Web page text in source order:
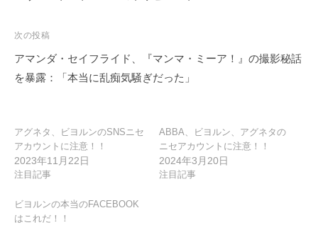
ビ
ゲ
ー
ン
次の投稿
アマンダ・セイフライド、『マンマ・ミーア！』の撮影秘話
を暴露：「本当に乱痴気騒ぎだった」
アグネタ、ビヨルンのSNSニセ
アカウントに注意！！
2023年11月22日
注目記事
ABBA、ビヨルン、アグネタの
ニセアカウントに注意！！
2024年3月20日
注目記事
ビヨルンの本当のFACEBOOK
はこれだ！！